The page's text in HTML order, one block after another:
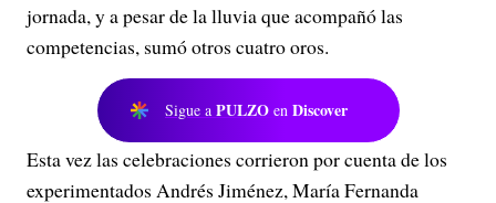
jornada, y a pesar de la lluvia que acompañó las
competencias, sumó otros cuatro oros.
Sigue a PULZO en Discover
Esta vez las celebraciones corrieron por cuenta de los
experimentados Andrés Jiménez, María Fernanda